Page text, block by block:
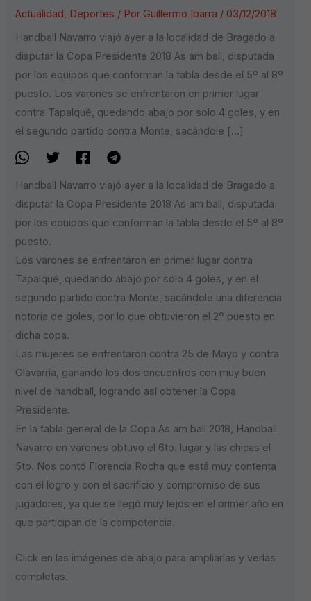
Actualidad, Deportes / Por Guillermo Ibarra / 03/12/2018
Handball Navarro viajó ayer a la localidad de Bragado a
disputar la Copa Presidente 2018 As am ball, disputada
por los equipos que conforman la tabla desde el 5º al 8º
puesto. Los varones se enfrentaron en primer lugar
contra Tapalqué, quedando abajo por solo 4 goles, y en
el segundo partido contra Monte, sacándole […]
Handball Navarro viajó ayer a la localidad de Bragado a
disputar la Copa Presidente 2018 As am ball, disputada
por los equipos que conforman la tabla desde el 5º al 8º
puesto.
Los varones se enfrentaron en primer lugar contra
Tapalqué, quedando abajo por solo 4 goles, y en el
segundo partido contra Monte, sacándole una diferencia
notoria de goles, por lo que obtuvieron el 2º puesto en
dicha copa.
Las mujeres se enfrentaron contra 25 de Mayo y contra
Olavarría, ganando los dos encuentros con muy buen
nivel de handball, logrando así obtener la Copa
Presidente.
En la tabla general de la Copa As am ball 2018, Handball
Navarro en varones obtuvo el 6to. lugar y las chicas el
5to. Nos contó Florencia Rocha que está muy contenta
con el logro y con el sacrificio y compromiso de sus
jugadores, ya que se llegó muy lejos en el primer año en
que participan de la competencia.
Click en las imágenes de abajo para ampliarlas y verlas
completas.